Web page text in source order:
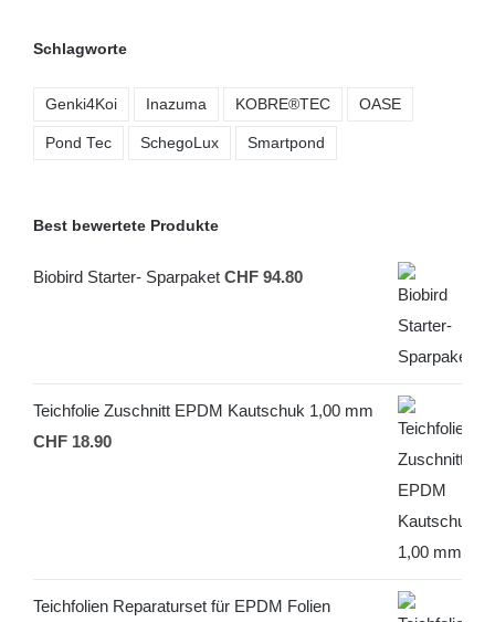
Schlagworte
Genki4Koi Inazuma KOBRE®TEC OASE
Pond Tec SchegoLux Smartpond
Best bewertete Produkte
Biobird Starter- Sparpaket CHF 94.80
Teichfolie Zuschnitt EPDM Kautschuk 1,00 mm
CHF 18.90
Teichfolien Reparaturset für EPDM Folien